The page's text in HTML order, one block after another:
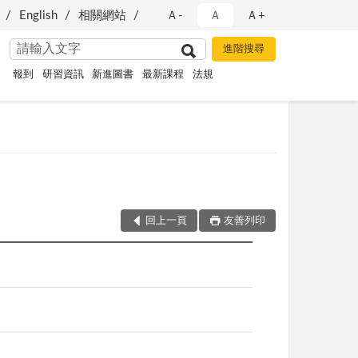
English 相關網站 Ａ- Ａ Ａ+
報到 研習資訊 新進圖書 最新課程 法規
回上一頁 友善列印